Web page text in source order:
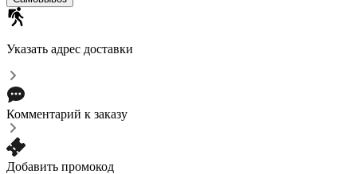
Указать адрес доставки
Комментарий к заказу
Добавить промокод